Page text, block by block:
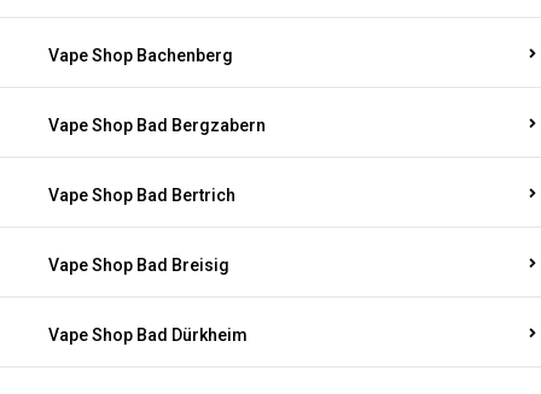
Vape Shop Bachenberg
Vape Shop Bad Bergzabern
Vape Shop Bad Bertrich
Vape Shop Bad Breisig
Vape Shop Bad Dürkheim